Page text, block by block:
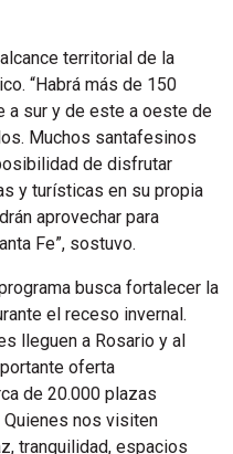
territorial de la
“Habrá más de 150
a sur y de este a oeste de
Muchos santafesinos
de disfrutar
y turísticas en su propia
aprovechar para
Fe”, sostuvo.
busca fortalecer la
el receso invernal.
lleguen a Rosario y al
oferta
de 20.000 plazas
nos visiten
tranquilidad, espacios